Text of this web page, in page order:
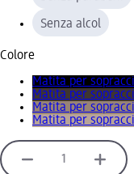
Senza alcol
Colore
Matita per
Matita per
Matita per
Matita per